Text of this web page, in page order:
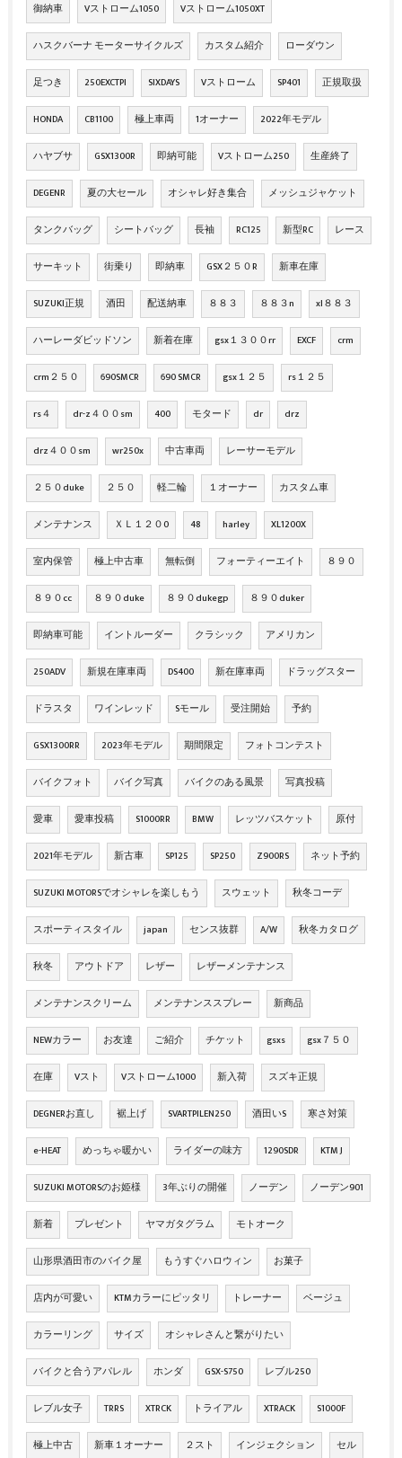
御納車 Vストローム1050 Vストローム1050XT
ハスクバーナ モーターサイクルズ カスタム紹介 ローダウン
足つき 250EXCTPI SIXDAYS Vストローム SP401 正規取扱
HONDA CB1100 極上車両 1オーナー 2022年モデル
ハヤブサ GSX1300R 即納可能 Vストローム250 生産終了
DEGENR 夏の大セール オシャレ好き集合 メッシュジャケット
タンクバッグ シートバッグ 長袖 RC125 新型RC レース
サーキット 街乗り 即納車 GSX２５０R 新車在庫
SUZUKI正規 酒田 配送納車 ８８３ ８８３n xl８８３
ハーレーダビッドソン 新着在庫 gsx１３００rr EXCF crm
crm２５０ 690SMCR 690 SMCR gsx１２５ rs１２５
rs４ dr-z４００sm 400 モタード dr drz
drz４００sm wr250x 中古車両 レーサーモデル
２５０duke ２５０ 軽二輪 １オーナー カスタム車
メンテナンス ＸＬ１２０0 48 harley XL1200X
室内保管 極上中古車 無転倒 フォーティーエイト ８９０
８９０cc ８９０duke ８９０dukegp ８９０duker
即納車可能 イントルーダー クラシック アメリカン
250ADV 新規在庫車両 DS400 新在庫車両 ドラッグスター
ドラスタ ワインレッド Sモール 受注開始 予約
GSX1300RR 2023年モデル 期間限定 フォトコンテスト
バイクフォト バイク写真 バイクのある風景 写真投稿
愛車 愛車投稿 S1000RR BMW レッツバスケット 原付
2021年モデル 新古車 SP125 SP250 Z900RS ネット予約
SUZUKI MOTORSでオシャレを楽しもう スウェット 秋冬コーデ
スポーティスタイル japan センス抜群 A/W 秋冬カタログ
秋冬 アウトドア レザー レザーメンテナンス
メンテナンスクリーム メンテナンススプレー 新商品
NEWカラー お友達 ご紹介 チケット gsxs gsx７５０
在庫 Vスト Vストローム1000 新入荷 スズキ正規
DEGNERお直し 裾上げ SVARTPILEN250 酒田いS 寒さ対策
e-HEAT めっちゃ暖かい ライダーの味方 1290SDR KTM J
SUZUKI MOTORSのお姫様 3年ぶりの開催 ノーデン ノーデン901
新着 プレゼント ヤマガタグラム モトオーク
山形県酒田市のバイク屋 もうすぐハロウィン お菓子
店内が可愛い KTMカラーにピッタリ トレーナー ベージュ
カラーリング サイズ オシャレさんと繋がりたい
バイクと合うアパレル ホンダ GSX-S750 レブル250
レブル女子 TRRS XTRCK トライアル XTRACK S1000F
極上中古 新車１オーナー ２スト インジェクション セル